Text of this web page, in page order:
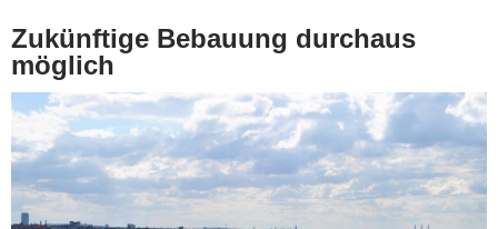
Zukünftige Bebauung durchaus
möglich